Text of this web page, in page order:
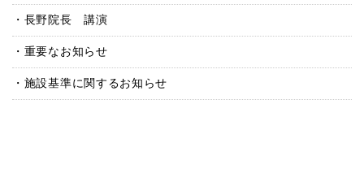
長野院長 講演
重要なお知らせ
施設基準に関するお知らせ